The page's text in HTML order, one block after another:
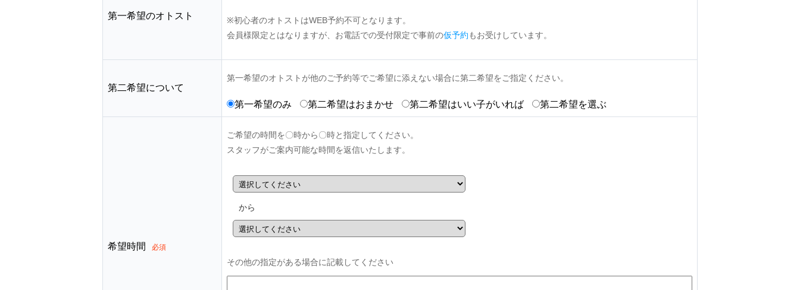
第一希望のオトスト
※初心者のオトストはWEB予約不可となります。
会員様限定とはなりますが、お電話での受付限定で事前の仮予約もお受けしています。
第二希望について
第一希望のオトストが他のご予約等でご希望に添えない場合に第二希望をご指定ください。
第一希望のみ 第二希望はおまかせ 第二希望はいい子がいれば 第二希望を選ぶ
希望時間 必須
ご希望の時間を〇時から〇時と指定してください。
スタッフがご案内可能な時間を返信いたします。
から
その他の指定がある場合に記載してください